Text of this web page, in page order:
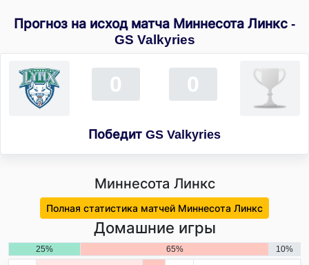
Прогноз на исход матча Миннесота Линкс -
GS Valkyries
0
Победит GS Valkyries
0
Миннесота Линкс
Полная статистика матчей Миннесота Линкс
Домашние игры
25% 65% 10%